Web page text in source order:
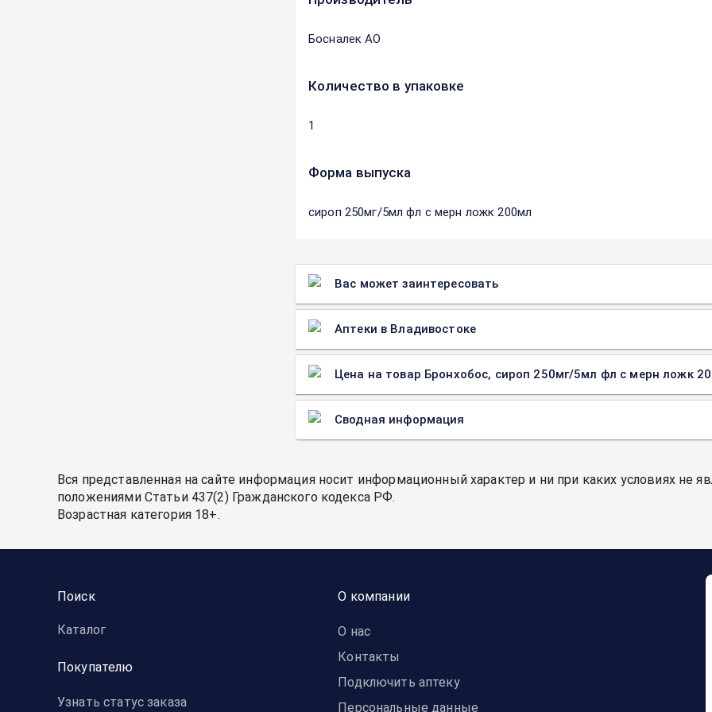
Босналек АО
Количество в упаковке
1
Форма выпуска
сироп 250мг/5мл фл с мерн ложк 200мл
Вас может заинтересовать
Аптеки в Владивостоке
Цена на товар Бронхобос, сироп 250мг/5мл фл с мерн ложк
Сводная информация
Вся представленная на сайте информация носит информационный характер и ни при каких условиях не
положениями Статьи 437(2) Гражданского кодекса РФ.
Возрастная категория 18+.
Поиск
Каталог
Покупателю
Узнать статус заказа
О компании
О нас
Контакты
Подключить аптеку
Персональные данные